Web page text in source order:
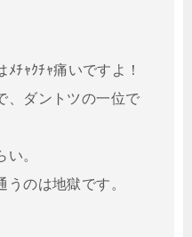
ﾁｬｸﾁｬ痛いですよ！
、ダントツの一位で
。
のは地獄です。